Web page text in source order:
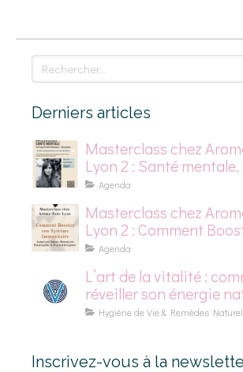
Rechercher
Derniers articles
Masterclass chez
Lyon 2 : Santé
dépression saisonnière
Agenda
Masterclass chez
Lyon 2 : Comment
Système Immunitaire
Agenda
L’art de la vitalité :
réveiller son énergie
Hygiène de Vie & Remèdes
Inscrivez-vous à la